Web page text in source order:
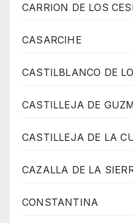
CARRION DE LOS
CASARCIHE
CASTILBLANCO DE
CASTILLEJA DE
CASTILLEJA DE LA
CAZALLA DE LA
CONSTANTINA